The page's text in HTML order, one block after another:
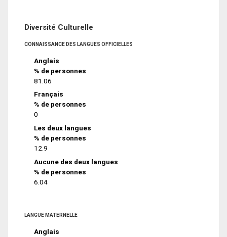
Diversité Culturelle
CONNAISSANCE DES LANGUES OFFICIELLES
Anglais
% de personnes
81.06
Français
% de personnes
0
Les deux langues
% de personnes
12.9
Aucune des deux langues
% de personnes
6.04
LANGUE MATERNELLE
Anglais